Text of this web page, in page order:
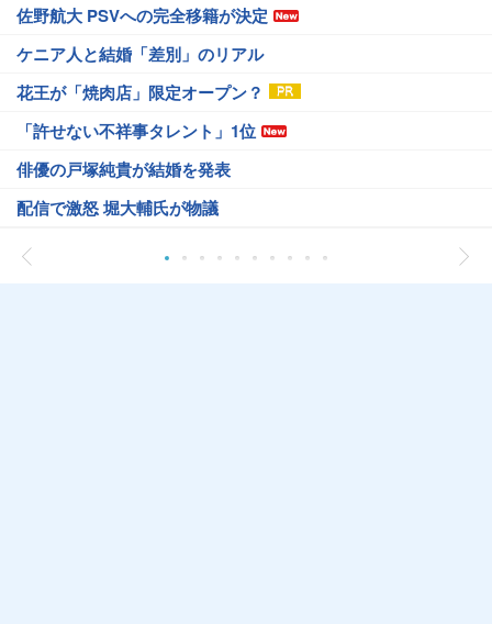
佐野航大 PSVへの完全移籍が決定
ケニア人と結婚「差別」のリアル
花王が「焼肉店」限定オープン？
「許せない不祥事タレント」1位
俳優の戸塚純貴が結婚を発表
配信で激怒 堀大輔氏が物議